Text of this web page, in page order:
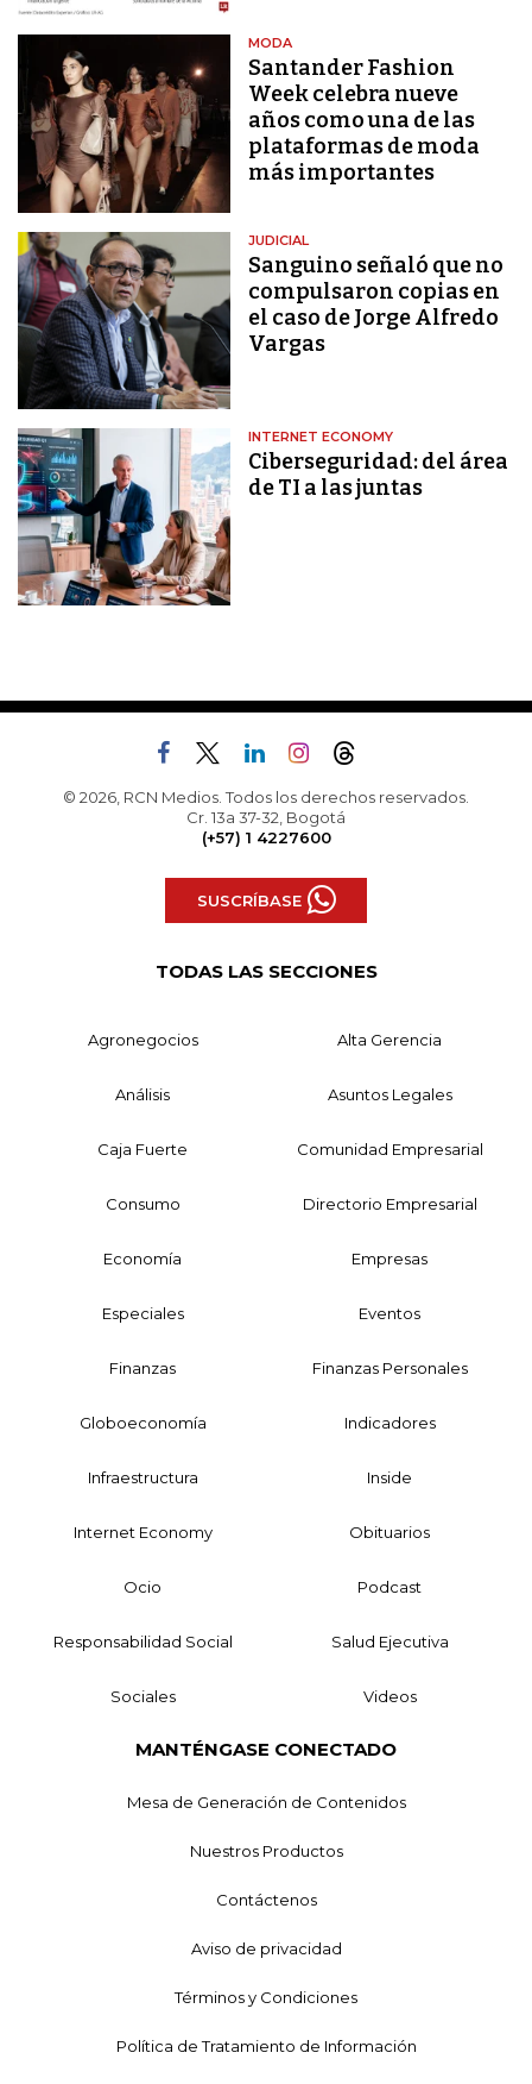
MODA
Santander Fashion
Week celebra nueve
años como una de las
plataformas de moda
más importantes
JUDICIAL
Sanguino señaló que no
compulsaron copias en
el caso de Jorge Alfredo
Vargas
INTERNET ECONOMY
Ciberseguridad: del área
de TI a las juntas
© 2026, RCN Medios. Todos los derechos reservados.
Cr. 13a 37-32, Bogotá
(+57) 1 4227600
SUSCRÍBASE
TODAS LAS SECCIONES
Agronegocios Alta Gerencia
Análisis Asuntos Legales
Caja Fuerte Comunidad Empresarial
Consumo Directorio Empresarial
Economía Empresas
Especiales Eventos
Finanzas Finanzas Personales
Globoeconomía Indicadores
Infraestructura Inside
Internet Economy Obituarios
Ocio Podcast
Responsabilidad Social Salud Ejecutiva
Sociales Videos
MANTÉNGASE CONECTADO
Mesa de Generación de Contenidos
Nuestros Productos
Contáctenos
Aviso de privacidad
Términos y Condiciones
Política de Tratamiento de Información